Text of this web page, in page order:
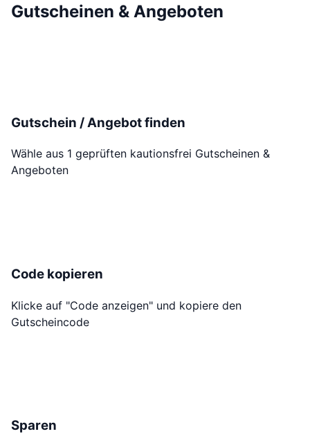
Gutscheinen & Angeboten
Gutschein / Angebot finden
Wähle aus 1 geprüften kautionsfrei Gutscheinen &
Angeboten
Code kopieren
Klicke auf "Code anzeigen" und kopiere den
Gutscheincode
Sparen